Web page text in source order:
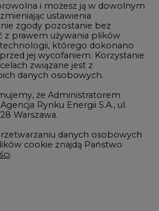
i możesz ją w dowolnym
ustawienia
zgody pozostanie bez
z prawem używania plików
którego dokonano
jej wycofaniem. Korzystanie
związane jest z
danych osobowych.
że Administratorem
Rynku Energii S.A., ul.
Warszawa.
danych osobowych
cookie znajdą Państwo
.